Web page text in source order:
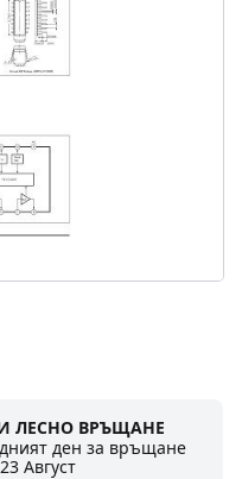
ЛЕСНО ВРЪЩАНЕ
ден за връщане
23 Август